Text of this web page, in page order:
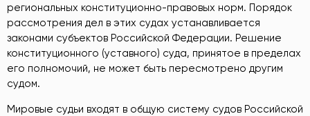
региональных конституционно-правовых норм. Порядок
рассмотрения дел в этих судах устанавливается
законами субъектов Российской Федерации. Решение
конституционного (уставного) суда, принятое в пределах
его полномочий, не может быть пересмотрено другим
судом.
Мировые судьи входят в общую систему судов Российской